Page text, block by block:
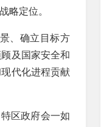
略定位。
、确立目标方
及国家安全和
代化进程贡献
区政府会一如